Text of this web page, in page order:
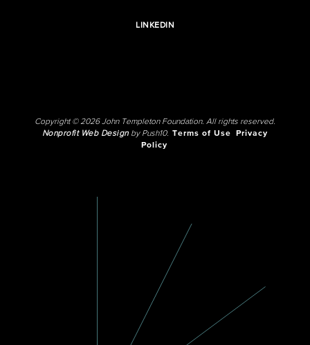
LINKEDIN
Copyright © 2026 John Templeton Foundation. All rights reserved.
Nonprofit Web Designby Push10. Terms of Use
Privacy
Policy